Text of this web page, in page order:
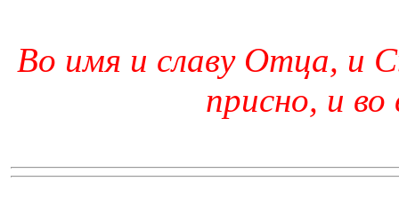
Во имя и славу Отца, и
присно, и во